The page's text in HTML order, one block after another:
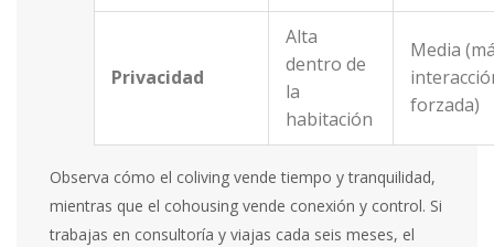
Privacidad
Alta
dentro de
la
habitación
Media
forzada)
Observa cómo el coliving vende tiempo y tranquilidad,
mientras que el cohousing vende conexión y control. Si
trabajas en consultoría y viajas cada seis meses, el